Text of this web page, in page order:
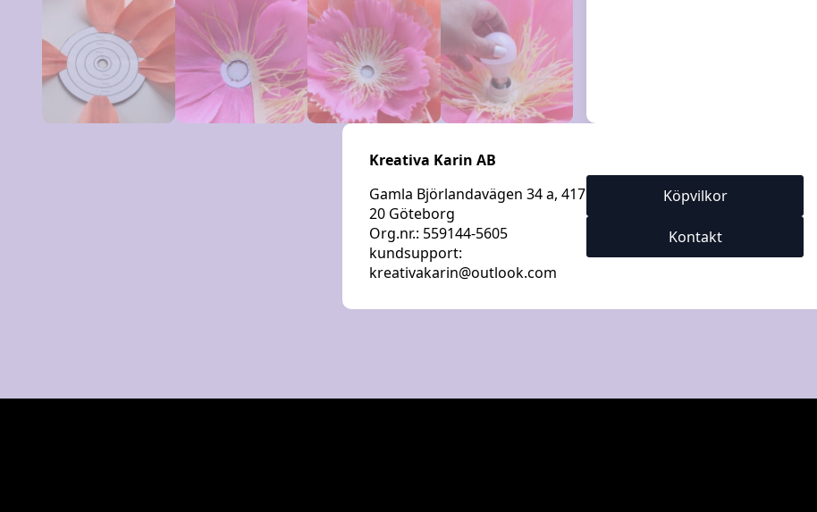
Kreativa Karin AB
Gamla Björlandavägen 34 a, 417
20 Göteborg
Org.nr.: 559144-5605
kundsupport:
kreativakarin@outlook.com
Köpvilkor
Kontakt